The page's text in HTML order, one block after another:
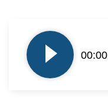
plików
dźwiękowych
00:00